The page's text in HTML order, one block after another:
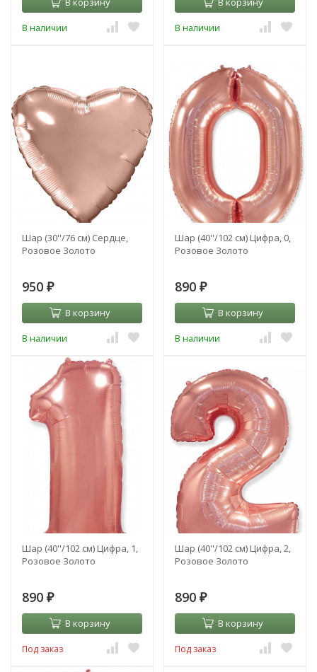
В наличии В наличии
Шар (30''/76 см) Сердце,
Розовое Золото
950 ₽
В корзину
В наличии
Шар (40''/102 см) Цифра, 0,
Розовое Золото
890 ₽
В корзину
В наличии
Шар (40''/102 см) Цифра, 1,
Розовое Золото
890 ₽
В корзину
Под заказ
Шар (40''/102 см) Цифра, 2,
Розовое Золото
890 ₽
В корзину
Под заказ